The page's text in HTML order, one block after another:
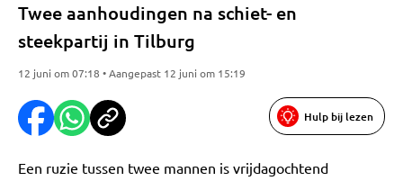
Twee aanhoudingen na schiet- en
steekpartij in Tilburg
12 juni om 07:18 • Aangepast 12 juni om 15:19
Hulp bij lezen
Een ruzie tussen twee mannen is vrijdagochtend